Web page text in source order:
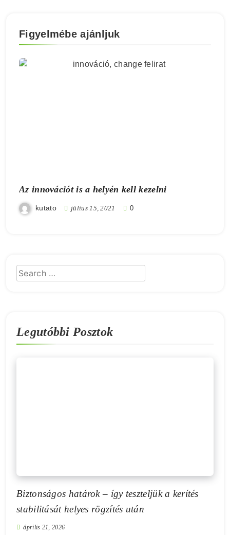
Figyelmébe ajánljuk
Az innovációt is a helyén kell kezelni
kutato július 15, 2021 0
Legutóbbi Posztok
Biztonságos határok – így teszteljük a kerítés
stabilitását helyes rögzítés után
április 21, 2026